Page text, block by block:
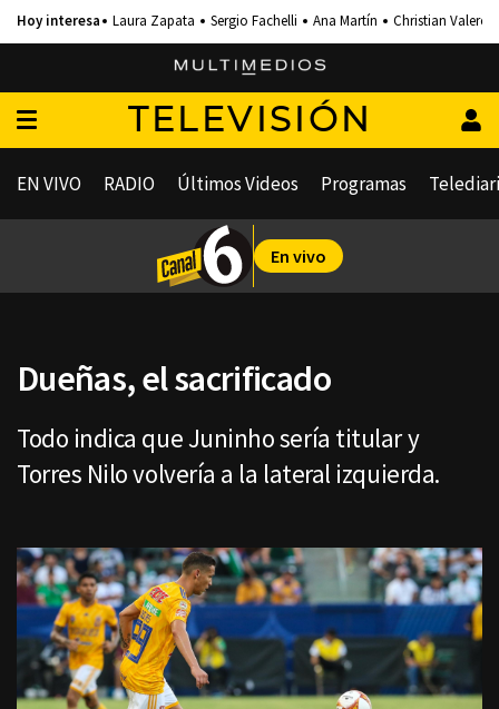
Laura Zapata Sergio Fachelli Ana Martín Christian Valero
TELEVISIÓN
EN VIVO RADIO Últimos Videos Programas
En vivo
Dueñas, el sacrificado
Todo indica que Juninho sería titular y
Torres Nilo volvería a la lateral izquierda.